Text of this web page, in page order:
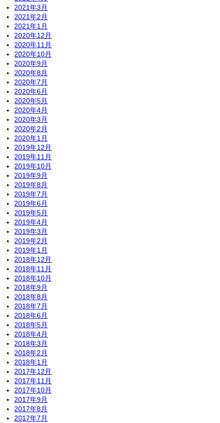
2021年3月
2021年2月
2021年1月
2020年12月
2020年11月
2020年10月
2020年9月
2020年8月
2020年7月
2020年6月
2020年5月
2020年4月
2020年3月
2020年2月
2020年1月
2019年12月
2019年11月
2019年10月
2019年9月
2019年8月
2019年7月
2019年6月
2019年5月
2019年4月
2019年3月
2019年2月
2019年1月
2018年12月
2018年11月
2018年10月
2018年9月
2018年8月
2018年7月
2018年6月
2018年5月
2018年4月
2018年3月
2018年2月
2018年1月
2017年12月
2017年11月
2017年10月
2017年9月
2017年8月
2017年7月